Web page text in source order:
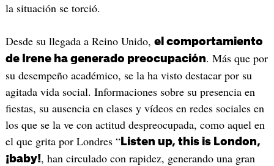
la situación se torció.
Desde su llegada a Reino Unido, el comportamiento
de Irene ha generado preocupación. Más que por
su desempeño académico, se la ha visto destacar por su
agitada vida social. Informaciones sobre su presencia en
fiestas, su ausencia en clases y vídeos en redes sociales en
los que se la ve con actitud despreocupada, como aquel en
el que grita por Londres “Listen up, this is London,
¡baby!, han circulado con rapidez, generando una gran